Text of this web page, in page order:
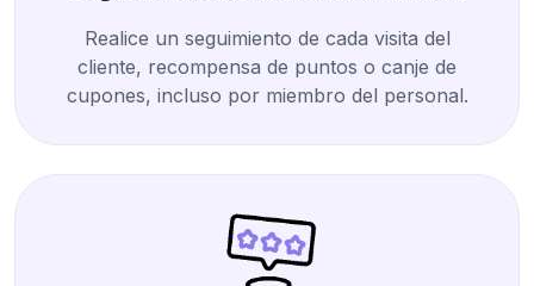
Realice un seguimiento de cada visita del
cliente, recompensa de puntos o canje de
cupones, incluso por miembro del personal.